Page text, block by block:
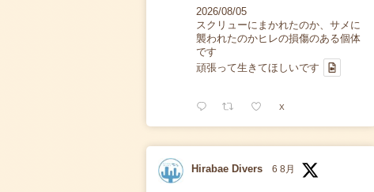
2026/08/05
スクリューにまかれたのか、サメに
襲われたのかヒレの損傷のある個体
です
頑張って生きてほしいです
X
Hirabae Divers 6 8月